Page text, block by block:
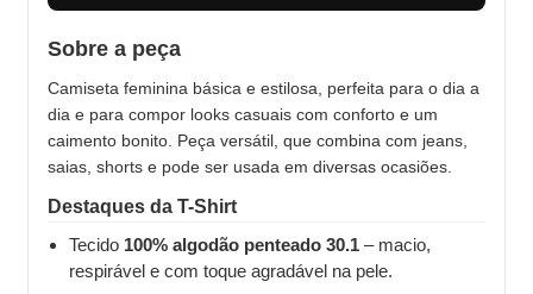
Sobre a peça
Camiseta feminina básica e estilosa, perfeita para o dia a
dia e para compor looks casuais com conforto e um
caimento bonito. Peça versátil, que combina com jeans,
saias, shorts e pode ser usada em diversas ocasiões.
Destaques da T-Shirt
Tecido 100% algodão penteado 30.1 – macio,
respirável e com toque agradável na pele.